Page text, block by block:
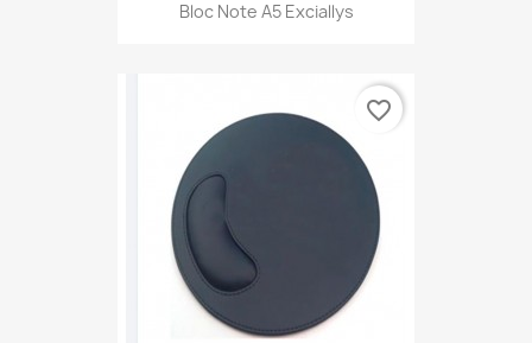
Bloc Note A5 Exciallys
favorite_border